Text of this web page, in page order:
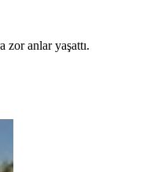
zor anlar yaşattı.